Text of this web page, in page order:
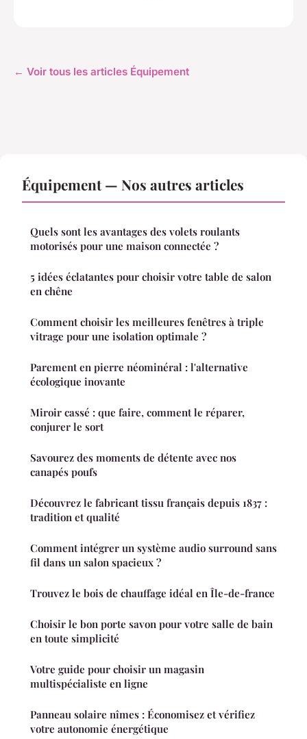
← Voir tous les articles Équipement
Équipement — Nos autres articles
Quels sont les avantages des volets roulants
motorisés pour une maison connectée ?
5 idées éclatantes pour choisir votre table de salon
en chêne
Comment choisir les meilleures fenêtres à triple
vitrage pour une isolation optimale ?
Parement en pierre néominéral : l'alternative
écologique inovante
Miroir cassé : que faire, comment le réparer,
conjurer le sort
Savourez des moments de détente avec nos
canapés poufs
Découvrez le fabricant tissu français depuis 1837 :
tradition et qualité
Comment intégrer un système audio surround sans
fil dans un salon spacieux ?
Trouvez le bois de chauffage idéal en Île-de-france
Choisir le bon porte savon pour votre salle de bain
en toute simplicité
Votre guide pour choisir un magasin
multispécialiste en ligne
Panneau solaire nîmes : Économisez et vérifiez
votre autonomie énergétique